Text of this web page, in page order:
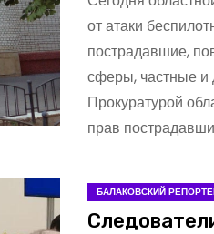
от атаки
пострадавшие,
сферы, частные и
Прокуратурой
прав
БАЛАКОВСКИЙ